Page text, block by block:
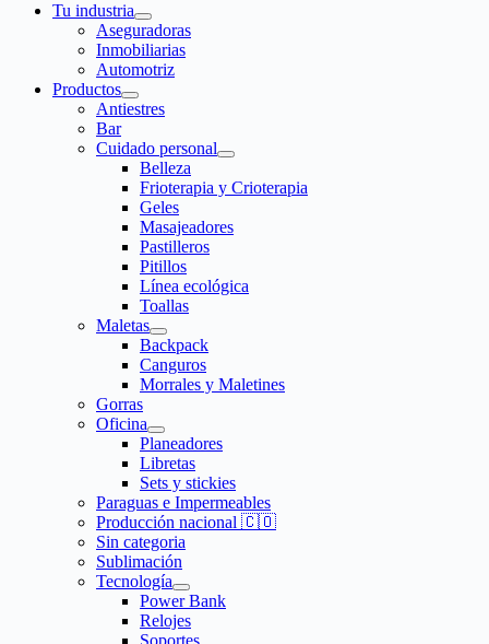
Tu industria
Aseguradoras
Inmobiliarias
Automotriz
Productos
Antiestres
Bar
Cuidado personal
Belleza
Frioterapia y Crioterapia
Geles
Masajeadores
Pastilleros
Pitillos
Línea ecológica
Toallas
Maletas
Backpack
Canguros
Morrales y Maletines
Gorras
Oficina
Planeadores
Libretas
Sets y stickies
Paraguas e Impermeables
Producción nacional 🇨🇴
Sin categoria
Sublimación
Tecnología
Power Bank
Relojes